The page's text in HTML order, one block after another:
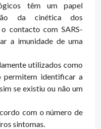
têm um papel
da cinética dos
contacto com SARS-
a imunidade de uma
utilizados como
permitem identificar a
se existiu ou não um
com o número de
sintomas.